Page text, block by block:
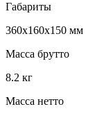
Габариты
360x160x150 мм
Масса брутто
8.2 кг
Масса нетто